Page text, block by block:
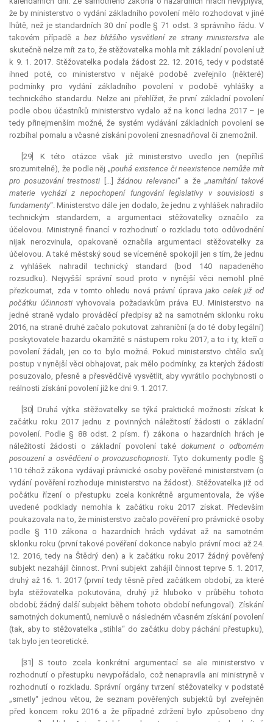
že by ministerstvo o vydání základního povolení mělo rozhodovat v jiné
lhůtě, než je standardních 30 dní podle § 71 odst. 3 správního řádu. V
takovém případě a bez bližšího vysvětlení ze strany ministerstva ale
skutečně nelze mít za to, že stěžovatelka mohla mít základní povolení už
k 9. 1. 2017. Stěžovatelka podala žádost 22. 12. 2016, tedy v podstatě
ihned poté, co ministerstvo v nějaké podobě zveřejnilo (některé)
podmínky pro vydání základního povolení v podobě vyhlášky a
technického standardu. Nelze ani přehlížet, že první základní povolení
podle obou účastníků ministerstvo vydalo až na konci ledna 2017 – je
tedy přinejmenším možné, že systém vydávání základních povolení se
rozbíhal pomalu a včasné získání povolení znesnadňoval či znemožnil.
[29] K této otázce však již ministerstvo uvedlo jen (nepříliš
srozumitelně), že podle něj „pouhá existence či neexistence nemůže mít
pro posuzování trestnosti […]žádnou relevanci“ a že „namítání takové
materie vychází z nepochopení fungování legislativy v souvislosti s
fundamenty“. Ministerstvo dále jen dodalo, že jednu z vyhlášek nahradilo
technickým standardem, a argumentaci stěžovatelky označilo za
účelovou. Ministryně financí v rozhodnutí o rozkladu toto odůvodnění
nijak nerozvinula, opakovaně označila argumentaci stěžovatelky za
účelovou. A také městský soud se víceméně spokojil jen s tím, že jednu
z vyhlášek nahradil technický standard (bod 140 napadeného
rozsudku). Nejvyšší správní soud proto v nynější věci nemohl plně
přezkoumat, zda v tomto ohledu nová právní úpravajako celek již od
počátku účinnostivyhovovala požadavkům práva EU. Ministerstvo na
jedné straně vydalo prováděcí předpisy až na samotném sklonku roku
2016, na straně druhé začalo pokutovat zahraniční (a do té doby legální)
poskytovatele hazardu okamžitě s nástupem roku 2017, a to i ty, kteří o
povolení žádali, jen co to bylo možné. Pokud ministerstvo chtělo svůj
postup v nynější věci obhajovat, pak mělo podmínky, za kterých žádosti
posuzovalo, přesně a přesvědčivě vysvětlit, aby vyvrátilo pochybnosti o
reálnosti získání povolení již ke dni 9. 1. 2017.
[30] Druhá výtka stěžovatelky se týká praktické možnosti získat k
začátku roku 2017 jednu z povinných náležitostí žádosti o základní
povolení. Podle § 88 odst. 2 písm. f) zákona o hazardních hrách je
náležitostí žádosti o základní povolení také dokument o odborném
posouzení a osvědčení o provozuschopnosti. Tyto dokumenty podle §
110 téhož zákona vydávají právnické osoby pověřené ministerstvem (o
vydání pověření rozhoduje ministerstvo na žádost). Stěžovatelka již od
počátku řízení o přestupku zcela konkrétně argumentovala, že výše
uvedené podklady nemohla k začátku roku 2017 získat. Především
poukazovala na to, že ministerstvo začalo pověření pro právnické osoby
podle § 110 zákona o hazardních hrách vydávat až na samotném
sklonku roku (první takové pověření dokonce nabylo právní moci až 24.
12. 2016, tedy na Štědrý den) a k začátku roku 2017 žádný pověřený
subjekt nezahájil činnost. První subjekt zahájil činnost teprve 5. 1. 2017,
druhý až 16. 1. 2017 (první tedy těsně před začátkem období, za které
byla stěžovatelka pokutována, druhý již hluboko v průběhu tohoto
období; žádný další subjekt během tohoto období nefungoval). Získání
samotných dokumentů, nemluvě o následném včasném získání povolení
(tak, aby to stěžovatelka „stihla“ do začátku doby páchání přestupku),
tak bylo jen teoretické.
[31] S touto zcela konkrétní argumentací se ale ministerstvo v
rozhodnutí o přestupku nevypořádalo, což nenapravila ani ministryně v
rozhodnutí o rozkladu. Správní orgány tvrzení stěžovatelky v podstatě
„smetly“ jednou větou, že seznam pověřených subjektů byl zveřejněn
před koncem roku 2016 a že případné zdržení bylo způsobeno dny